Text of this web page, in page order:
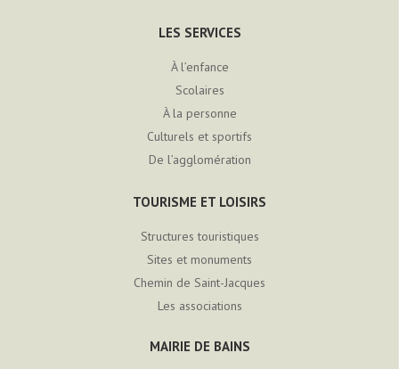
LES SERVICES
À l’enfance
Scolaires
À la personne
Culturels et sportifs
De l’agglomération
TOURISME ET LOISIRS
Structures touristiques
Sites et monuments
Chemin de Saint-Jacques
Les associations
MAIRIE DE BAINS